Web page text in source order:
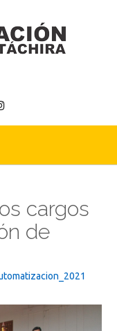
cargos
de